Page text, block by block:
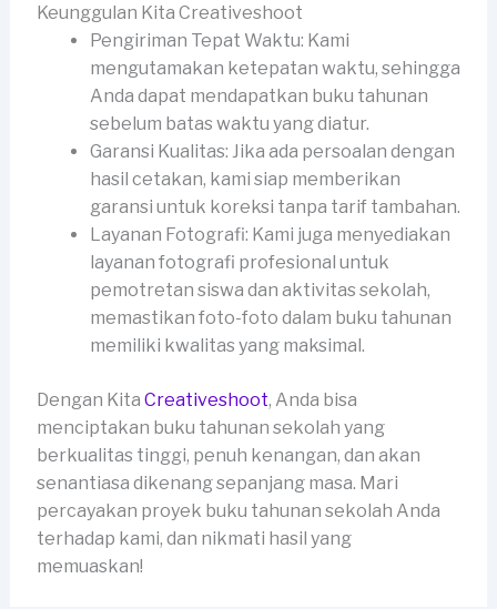
Keunggulan Kita Creativeshoot
Pengiriman Tepat Waktu: Kami
mengutamakan ketepatan waktu, sehingga
Anda dapat mendapatkan buku tahunan
sebelum batas waktu yang diatur.
Garansi Kualitas: Jika ada persoalan dengan
hasil cetakan, kami siap memberikan
garansi untuk koreksi tanpa tarif tambahan.
Layanan Fotografi: Kami juga menyediakan
layanan fotografi profesional untuk
pemotretan siswa dan aktivitas sekolah,
memastikan foto-foto dalam buku tahunan
memiliki kwalitas yang maksimal.
Dengan Kita Creativeshoot, Anda bisa
menciptakan buku tahunan sekolah yang
berkualitas tinggi, penuh kenangan, dan akan
senantiasa dikenang sepanjang masa. Mari
percayakan proyek buku tahunan sekolah Anda
terhadap kami, dan nikmati hasil yang
memuaskan!